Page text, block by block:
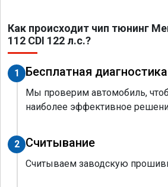
Как происходит чип тюнинг
112 CDI 122 л.с.?
1 Бесплатная диагностика
Мы проверим автомобиль,
наиболее эффективное
2 Считывание
Считываем заводскую